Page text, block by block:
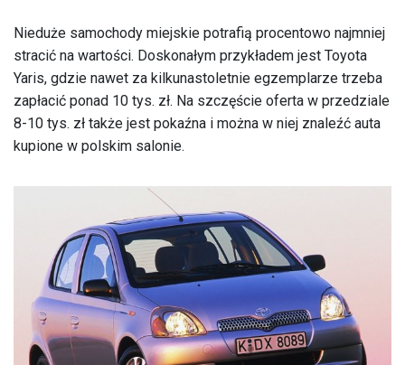
Nieduże samochody miejskie potrafią procentowo najmniej
stracić na wartości. Doskonałym przykładem jest Toyota
Yaris, gdzie nawet za kilkunastoletnie egzemplarze trzeba
zapłacić ponad 10 tys. zł. Na szczęście oferta w przedziale
8-10 tys. zł także jest pokaźna i można w niej znaleźć auta
kupione w polskim salonie.